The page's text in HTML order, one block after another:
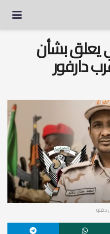
يعلق بشأن
دارفور
دقلو